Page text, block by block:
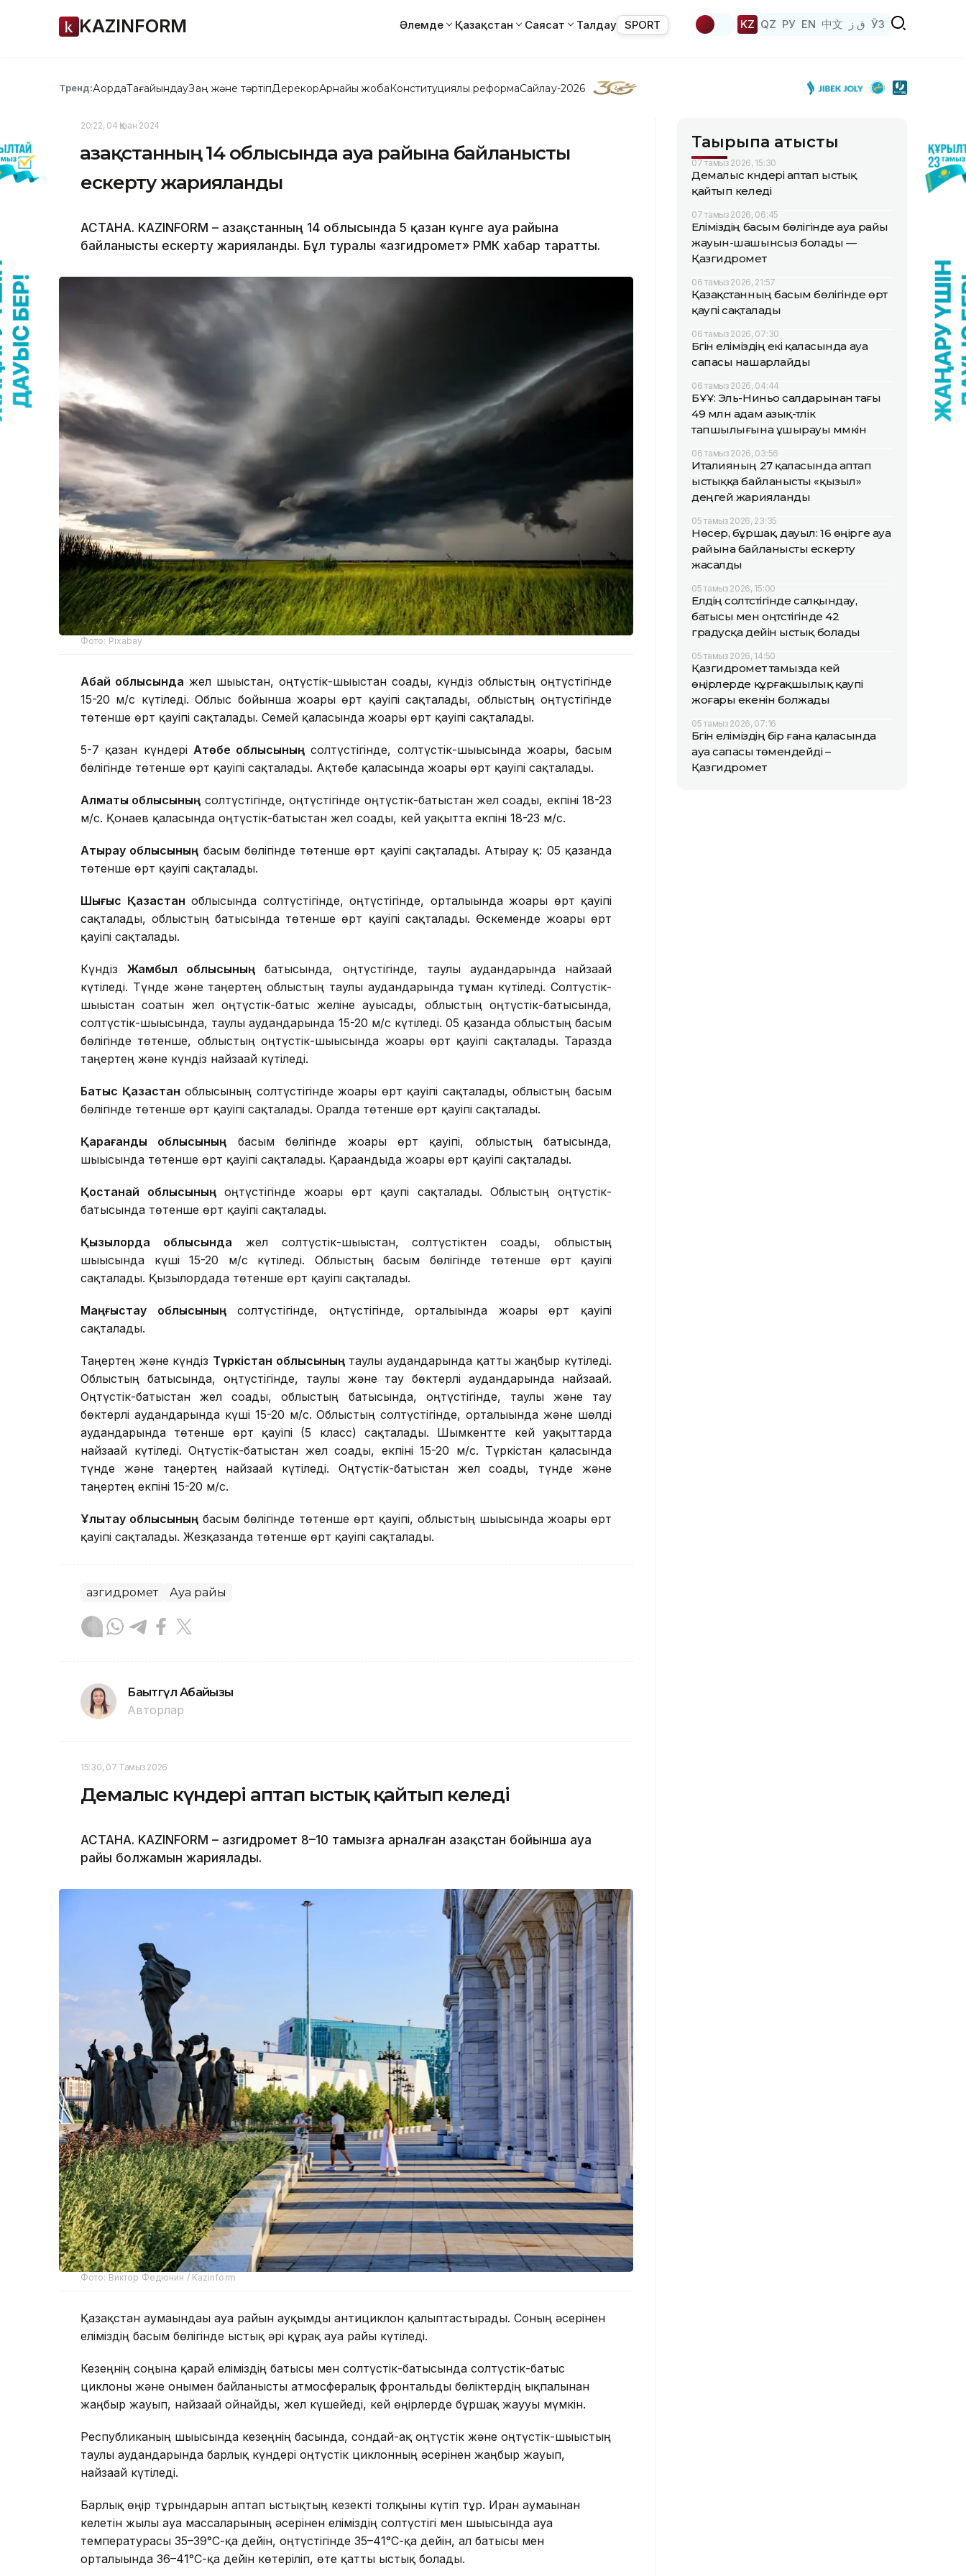
KAZINFORM Әлемде Қазақстан Саясат Талдау SPORT KZ QZ РУ EN 中文 ق ز ЎЗ
Тренд:АқордаТағайындауЗаң және тәртіпДерекқорАрнайы жобаКонституциялық реформаСайлау-2026
20:22, 04 Қазан 2024
Қазақстанның 14 облысында ауа райына байланысты
ескерту жарияланды
АСТАНА. KAZINFORM – Қазақстанның 14 облысында 5 қазан күнге ауа райына
байланысты ескерту жарияланды. Бұл туралы «Қазгидромет» РМК хабар таратты.
Фото: Pixabay
Абай облысында жел шығыстан, оңтүстік-шығыстан соғады, күндіз облыстың оңтүстігінде
15-20 м/с күтіледі. Облыс бойынша жоғары өрт қауіпі сақталады, облыстың оңтүстігінде
төтенше өрт қауіпі сақталады. Семей қаласында жоғары өрт қауіпі сақталады.
5-7 қазан күндері Ақтөбе облысының солтүстігінде, солтүстік-шығысында жоғары, басым
бөлігінде төтенше өрт қауіпі сақталады. Ақтөбе қаласында жоғары өрт қауіпі сақталады.
Алматы облысының солтүстігінде, оңтүстігінде оңтүстік-батыстан жел соғады, екпіні 18-23
м/с. Қонаев қаласында оңтүстік-батыстан жел соғады, кей уақытта екпіні 18-23 м/с.
Атырау облысының басым бөлігінде төтенше өрт қауіпі сақталады. Атырау қ: 05 қазанда
төтенше өрт қауіпі сақталады.
Шығыс Қазақстан облысында солтүстігінде, оңтүстігінде, орталығында жоғары өрт қауіпі
сақталады, облыстың батысында төтенше өрт қауіпі сақталады. Өскеменде жоғары өрт
қауіпі сақталады.
КүндізЖамбыл облысының батысында, оңтүстігінде, таулы аудандарында найзағай
күтіледі. Түнде және таңертең облыстың таулы аудандарында тұман күтіледі. Солтүстік-
шығыстан соғатын жел оңтүстік-батыс желіне ауысады, облыстың оңтүстік-батысында,
солтүстік-шығысында, таулы аудандарында 15-20 м/с күтіледі. 05 қазанда облыстың басым
бөлігінде төтенше, облыстың оңтүстік-шығысында жоғары өрт қауіпі сақталады. Таразда
таңертең және күндіз найзағай күтіледі.
Батыс Қазақстан облысының солтүстігінде жоғары өрт қауіпі сақталады, облыстың басым
бөлігінде төтенше өрт қауіпі сақталады. Оралда төтенше өрт қауіпі сақталады.
Қарағанды облысының басым бөлігінде жоғары өрт қауіпі, облыстың батысында,
шығысында төтенше өрт қауіпі сақталады. Қарағандыда жоғары өрт қауіпі сақталады.
Қостанай облысыныңоңтүстігінде жоғары өрт қаупі сақталады. Облыстың оңтүстік-
батысында төтенше өрт қауіпі сақталады.
Қызылорда облысында жел солтүстік-шығыстан, солтүстіктен соғады, облыстың
шығысында күші 15-20 м/с күтіледі. Облыстың басым бөлігінде төтенше өрт қауіпі
сақталады. Қызылордада төтенше өрт қауіпі сақталады.
Маңғыстау облысыныңсолтүстігінде, оңтүстігінде, орталығында жоғары өрт қауіпі
сақталады.
Таңертең және күндіз Түркістан облысыныңтаулы аудандарында қатты жаңбыр күтіледі.
Облыстың батысында, оңтүстігінде, таулы және тау бөктерлі аудандарында найзағай.
Оңтүстік-батыстан жел соғады, облыстың батысында, оңтүстігінде, таулы және тау
бөктерлі аудандарында күші 15-20 м/с. Облыстың солтүстігінде, орталығында және шөлді
аудандарында төтенше өрт қауіпі (5 класс) сақталады. Шымкентте кей уақыттарда
найзағай күтіледі. Оңтүстік-батыстан жел соғады, екпіні 15-20 м/с. Түркістан қаласында
түнде және таңертең найзағай күтіледі. Оңтүстік-батыстан жел соғады, түнде және
таңертең екпіні 15-20 м/с.
Ұлытау облысының басым бөлігінде төтенше өрт қауіпі, облыстың шығысында жоғары өрт
қауіпі сақталады. Жезқазғанда төтенше өрт қауіпі сақталады.
Қазгидромет Ауа райы
Бақытгүл Абайқызы
Авторлар
15:30, 07 Тамыз 2026
Демалыс күндері аптап ыстық қайтып келеді
АСТАНА. KAZINFORM – Қазгидромет 8–10 тамызға арналған Қазақстан бойынша ауа
райы болжамын жариялады.
Фото: Виктор Федюнин / Kazinform
Қазақстан аумағындағы ауа райын ауқымды антициклон қалыптастырады. Соның әсерінен
еліміздің басым бөлігінде ыстық әрі құрғақ ауа райы күтіледі.
Кезеңнің соңына қарай еліміздің батысы мен солтүстік-батысында солтүстік-батыс
циклоны және онымен байланысты атмосфералық фронтальды бөліктердің ықпалынан
жаңбыр жауып, найзағай ойнайды, жел күшейеді, кей өңірлерде бұршақ жаууы мүмкін.
Республиканың шығысында кезеңнің басында, сондай-ақ оңтүстік және оңтүстік-шығыстың
таулы аудандарында барлық күндері оңтүстік циклонның әсерінен жаңбыр жауып,
найзағай күтіледі.
Барлық өңір тұрғындарын аптап ыстықтың кезекті толқыны күтіп тұр. Иран аумағынан
келетін жылы ауа массаларының әсерінен еліміздің солтүстігі мен шығысында ауа
температурасы 35–39°С-қа дейін, оңтүстігінде 35–41°С-қа дейін, ал батысы мен
орталығында 36–41°С-қа дейін көтеріліп, өте қатты ыстық болады.
Тақырыпқа қатысты
07 тамыз 2026, 15:30
Демалыс күндері аптап ыстық
қайтып келеді
07 тамыз 2026, 06:45
Еліміздің басым бөлігінде ауа райы
жауын-шашынсыз болады —
Қазгидромет
06 тамыз 2026, 21:57
Қазақстанның басым бөлігінде өрт
қаупі сақталады
06 тамыз 2026, 07:30
Бүгін еліміздің екі қаласында ауа
сапасы нашарлайды
06 тамыз 2026, 04:44
БҰҰ: Эль-Ниньо салдарынан тағы
49 млн адам азық-түлік
тапшылығына ұшырауы мүмкін
06 тамыз 2026, 03:56
Италияның 27 қаласында аптап
ыстыққа байланысты «қызыл»
деңгей жарияланды
05 тамыз 2026, 23:35
Нөсер, бұршақ, дауыл: 16 өңірге ауа
райына байланысты ескерту
жасалды
05 тамыз 2026, 15:00
Елдің солтүстігінде салқындау,
батысы мен оңтүстігінде 42
градусқа дейін ыстық болады
05 тамыз 2026, 14:50
Қазгидромет тамызда кей
өңірлерде құрғақшылық қаупі
жоғары екенін болжады
05 тамыз 2026, 07:16
Бүгін еліміздің бір ғана қаласында
ауа сапасы төмендейді –
Қазгидромет